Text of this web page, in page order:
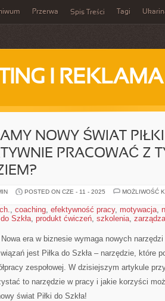
Przerwa Spis Treści Tagi
I REKLAMA
NOWY ŚWIAT
PRACOWAĆ Z
POSTED ON CZE - 11 - 2025
MOŻLIWOŚĆ
, coaching, efektywność pracy, motywacja,
Szkła, produkt ćwiczeń, szkolenia,
era w biznesie‍ wymaga nowych
jest Piłka do Szkła – narzędzie, które
zespołowej. W dzisiejszym artykule
to narzędzie w pracy i jakie korzyści
świat Piłki do Szkła!